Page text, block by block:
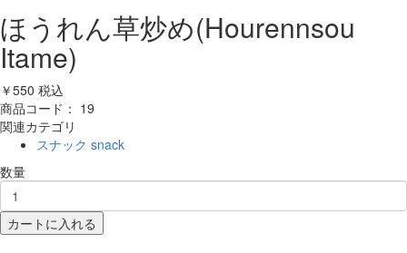
ほうれん草炒め(Hourennsou
Itame)
￥550 税込
商品コード： 19
関連カテゴリ
スナック snack
数量
カートに入れる